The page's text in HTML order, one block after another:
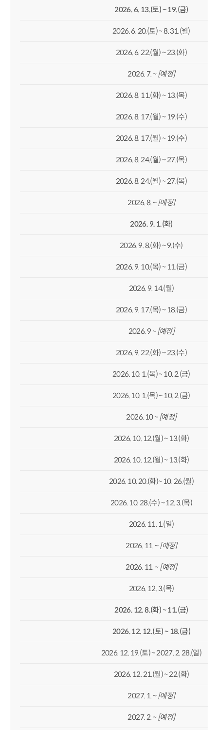
2026. 6. 13.(토) ~ 19.(금)
2026. 6. 20.(토) ~ 8. 31.(월)
2026. 6. 22.(월) ~ 23.(화)
2026. 7. ~[예정]
2026. 8. 11.(화) ~ 13.(목)
2026. 8. 17.(월) ~ 19.(수)
2026. 8. 17.(월) ~ 19.(수)
2026. 8. 24.(월) ~ 27.(목)
2026. 8. 24.(월) ~ 27.(목)
2026. 8. ~[예정]
2026. 9. 1.(화)
2026. 9. 8.(화) ~ 9.(수)
2026. 9. 10.(목) ~ 11.(금)
2026. 9. 14.(월)
2026. 9. 17.(목) ~ 18.(금)
2026. 9 ~[예정]
2026. 9. 22.(화) ~ 23.(수)
2026. 10. 1.(목) ~ 10. 2.(금)
2026. 10. 1.(목) ~ 10. 2.(금)
2026. 10 ~[예정]
2026. 10. 12.(월) ~ 13.(화)
2026. 10. 12.(월) ~ 13.(화)
2026. 10. 20.(화)~ 10. 26.(월)
2026. 10. 28.(수) ~ 12. 3.(목)
2026. 11. 1.(일)
2026. 11. ~[예정]
2026. 11. ~[예정]
2026. 12. 3.(목)
2026. 12. 8.(화) ~ 11.(금)
2026. 12. 12.(토) ~ 18.(금)
2026. 12. 19.(토) ~ 2027. 2. 28.(일)
2026. 12. 21.(월) ~ 22.(화)
2027. 1. ~[예정]
2027. 2. ~[예정]